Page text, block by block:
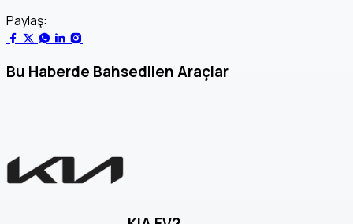
Paylaş:
Bu Haberde Bahsedilen Araçlar